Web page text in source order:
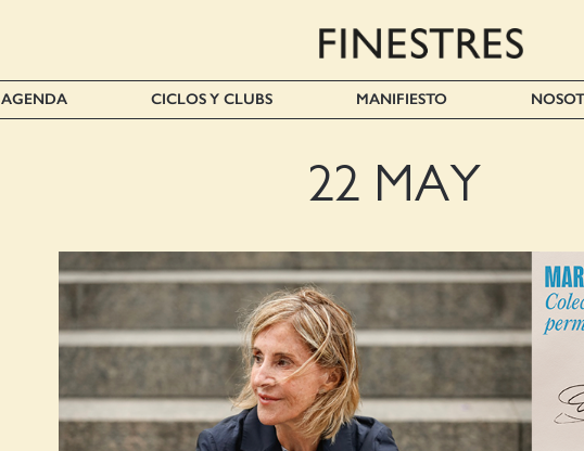
AGENDA CICLOS Y CLUBS MANIFIESTO
22 MAY